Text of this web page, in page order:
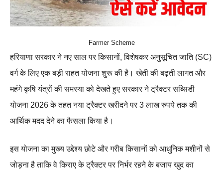
Farmer Scheme
हरियाणा सरकार ने नए साल पर किसानों, विशेषकर अनुसूचित जाति (SC)
वर्ग के लिए एक बड़ी राहत योजना शुरू की है। खेती की बढ़ती लागत और
महंगे कृषि यंत्रों की समस्या को देखते हुए सरकार ने ट्रैक्टर सब्सिडी
योजना 2026 के तहत नया ट्रैक्टर खरीदने पर 3 लाख रुपये तक की
आर्थिक मदद देने का फैसला किया है।
इस योजना का मुख्य उद्देश्य छोटे और गरीब किसानों को आधुनिक मशीनों से
जोड़ना है ताकि वे किराए के ट्रैक्टर पर निर्भर रहने के बजाय खुद का